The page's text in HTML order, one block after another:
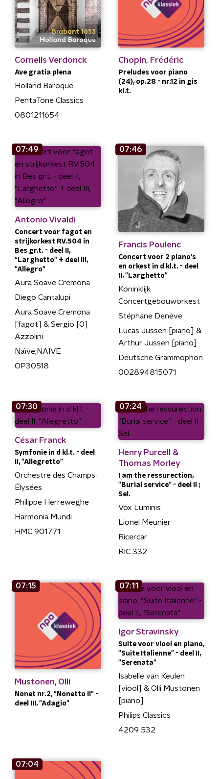
Cornelis Verdonck
Ave gratia plena
Holland Baroque
PentaTone Classics
0801211654
Chopin, Frédéric
Preludes voor piano
(24), op.28 - nr.12 in gis
kl.t.
07:49
Antonio Vivaldi
Concert voor fagot en
strijkorkest RV.504 in
Bes gr.t. - deel II,
"Larghetto" + deel III,
"Allegro"
Aura Soave Cremona
Diego Cantalupi
Aura Soave Cremona
[fagot] & Sergio [0]
Azzolini
Naïve;NAIVE
OP30518
07:46
Francis Poulenc
Concert voor 2 piano's
en orkest in d kl.t. - deel
II, "Larghetto"
Koninklijk
Concertgebouworkest
Stéphane Denève
Lucas Jussen [piano] &
Arthur Jussen [piano]
Deutsche Grammophon
002894815071
07:30
César Franck
Symfonie in d kl.t. - deel
II, "Allegretto"
Orchestre des Champs-
Élysées
Philippe Herreweghe
Harmonia Mundi
HMC 901771
07:24
Henry Purcell &
Thomas Morley
I am the ressurection,
"Burial service'' - deel II ;
Sel.
Vox Luminis
Lionel Meunier
Ricercar
RIC 332
07:15
Mustonen, Olli
Nonet nr.2, "Nonetto II" -
deel III, "Adagio"
07:11
Igor Stravinsky
Suite voor viool en piano,
"Suite Italienne" - deel II,
"Serenata"
Isabelle van Keulen
[viool] & Olli Mustonen
[piano]
Philips Classics
4209 532
07:04